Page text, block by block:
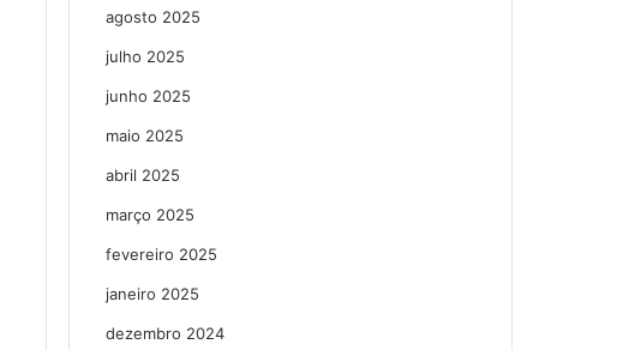
agosto 2025
julho 2025
junho 2025
maio 2025
abril 2025
março 2025
fevereiro 2025
janeiro 2025
dezembro 2024